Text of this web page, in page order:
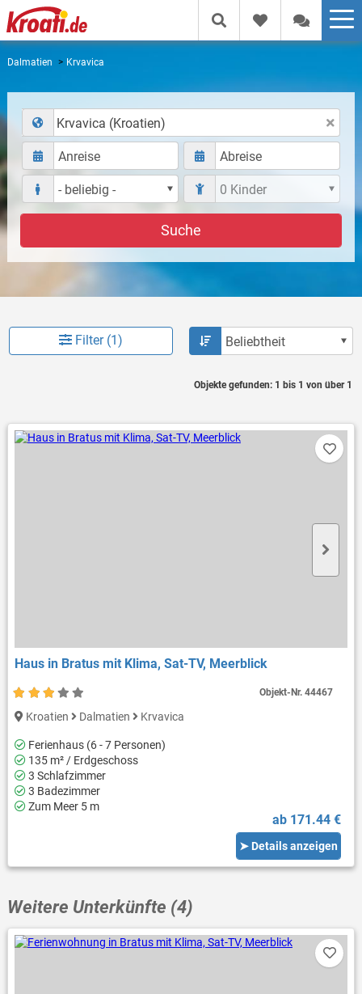
Dalmatien Krvavica
Krvavica (Kroatien)
Suche
Filter (1)
Objekte gefunden: 1 bis 1 von über 1
Haus in Bratus mit Klima, Sat-TV, Meerblick
Kroatien Dalmatien Krvavica
Ferienhaus (6 - 7 Personen)
135 m² / Erdgeschoss
3 Schlafzimmer
3 Badezimmer
Zum Meer 5 m
ab 171.44 €
➤ Details anzeigen
Objekt-Nr.44467
Weitere Unterkünfte (4)